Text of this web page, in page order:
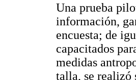
Una prueba
información,
encuesta; de
capacitados
medidas
talla, se realizó